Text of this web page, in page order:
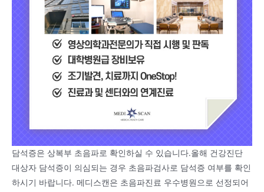
담석증은 상복부 초음파로 확인하실 수 있습니다.올해 건강진단
대상자 담석증이 의심되는 경우 초음파검사로 담석증 여부를 확인
하시기 바랍니다. 메디스캔은 초음파진료 우수병원으로 선정되어